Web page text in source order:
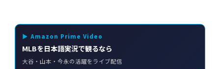
▶ Amazon Prime Video
MLBを日本語実況で観るなら
大谷・山本・今永の活躍をライブ配信